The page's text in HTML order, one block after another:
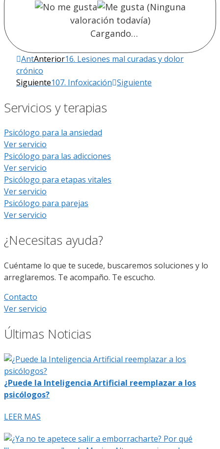
(Ninguna
valoración todavía)
Cargando…
AntAnterior16. Lesiones mal curadas y dolor
crónico
Siguiente107. Infoxicación Siguiente
Servicios y terapias
Psicólogo para la ansiedad
Ver servicio
Psicólogo para las adicciones
Ver servicio
Psicólogo para etapas vitales
Ver servicio
Psicólogo para parejas
Ver servicio
¿Necesitas ayuda?
Cuéntame lo que te sucede, buscaremos soluciones y lo
arreglaremos. Te acompaño. Te escucho.
Contacto
Ver servicio
Últimas Noticias
¿Puede la Inteligencia Artificial reemplazar a los
psicólogos?
LEER MAS